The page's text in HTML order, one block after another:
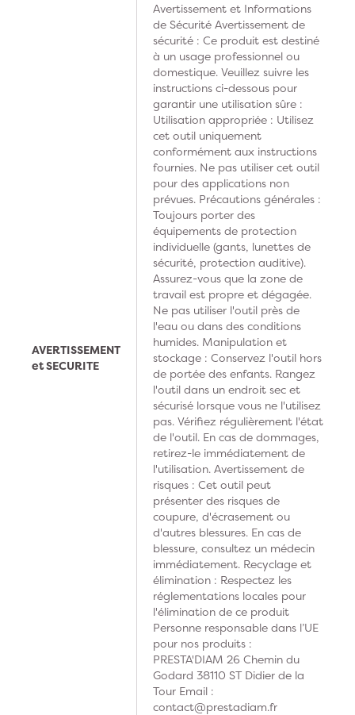
AVERTISSEMENT
et SECURITE
Avertissement et Informations
de Sécurité Avertissement de
sécurité : Ce produit est destiné
à un usage professionnel ou
domestique. Veuillez suivre les
instructions ci-dessous pour
garantir une utilisation sûre :
Utilisation appropriée : Utilisez
cet outil uniquement
conformément aux instructions
fournies. Ne pas utiliser cet outil
pour des applications non
prévues. Précautions générales :
Toujours porter des
équipements de protection
individuelle (gants, lunettes de
sécurité, protection auditive).
Assurez-vous que la zone de
travail est propre et dégagée.
Ne pas utiliser l'outil près de
l'eau ou dans des conditions
humides. Manipulation et
stockage : Conservez l'outil hors
de portée des enfants. Rangez
l'outil dans un endroit sec et
sécurisé lorsque vous ne l'utilisez
pas. Vérifiez régulièrement l'état
de l'outil. En cas de dommages,
retirez-le immédiatement de
l'utilisation. Avertissement de
risques : Cet outil peut
présenter des risques de
coupure, d'écrasement ou
d'autres blessures. En cas de
blessure, consultez un médecin
immédiatement. Recyclage et
élimination : Respectez les
réglementations locales pour
l'élimination de ce produit
Personne responsable dans l’UE
pour nos produits :
PRESTA'DIAM 26 Chemin du
Godard 38110 ST Didier de la
Tour Email :
contact@prestadiam.fr